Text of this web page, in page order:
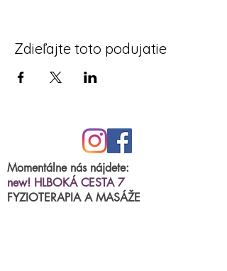
Zdieľajte toto podujatie
Momentálne nás nájdete:
new! HLBOKÁ CESTA 7
FYZIOTERAPIA A MASÁŽE